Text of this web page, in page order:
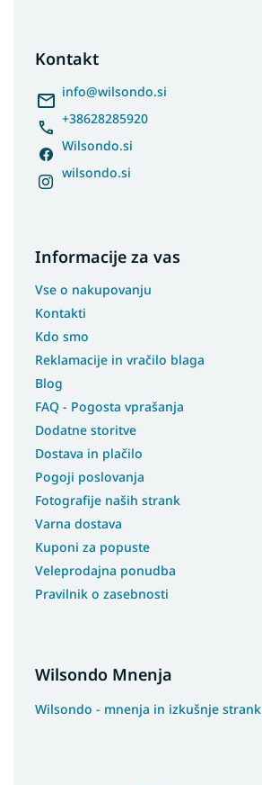
Kontakt
info@wilsondo.si
+38628285920
Wilsondo.si
wilsondo.si
Informacije za vas
Vse o nakupovanju
Kontakti
Kdo smo
Reklamacije in vračilo blaga
Blog
FAQ - Pogosta vprašanja
Dodatne storitve
Dostava in plačilo
Pogoji poslovanja
Fotografije naših strank
Varna dostava
Kuponi za popuste
Veleprodajna ponudba
Pravilnik o zasebnosti
Wilsondo Mnenja
Wilsondo - mnenja in izkušnje strank